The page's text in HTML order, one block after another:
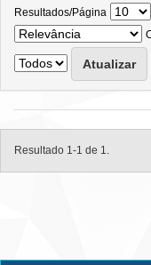
Resultados/Página
Resultado 1-1 de 1.